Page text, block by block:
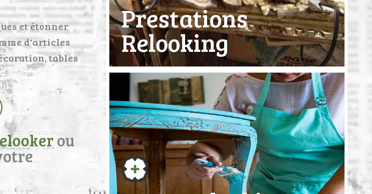
et étonner
d'articles
tables
ou
Prestations
Relooking